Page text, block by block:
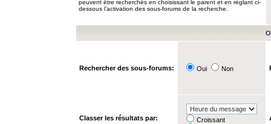
peuvent être recherchés en choisissant le parent et en réglant ci-
dessous l’activation des sous-forums de la recherche.
Rechercher des sous-forums: Oui Non
Classer les résultats par:
Croissant